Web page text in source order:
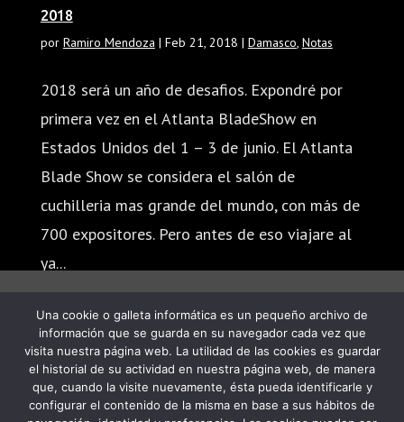
2018
por Ramiro Mendoza | Feb 21, 2018 | Damasco, Notas
2018 será un año de desafios. Expondré por
primera vez en el Atlanta BladeShow en
Estados Unidos del 1 – 3 de junio. El Atlanta
Blade Show se considera el salón de
cuchilleria mas grande del mundo, con más de
700 expositores. Pero antes de eso viajare al
ya...
Una cookie o galleta informática es un pequeño archivo de
información que se guarda en su navegador cada vez que
visita nuestra página web. La utilidad de las cookies es guardar
el historial de su actividad en nuestra página web, de manera
que, cuando la visite nuevamente, ésta pueda identificarle y
configurar el contenido de la misma en base a sus hábitos de